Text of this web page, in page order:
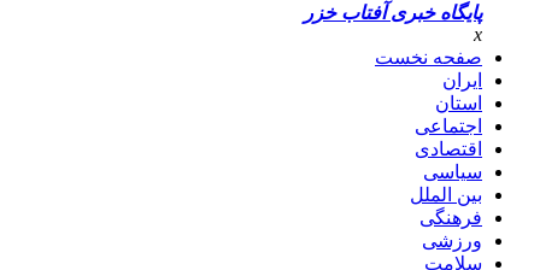
پایگاه خبری آفتاب خزر
x
صفحه نخست
ایران
استان
اجتماعی
اقتصادی
سیاسی
بین الملل
فرهنگی
ورزشی
سلامت